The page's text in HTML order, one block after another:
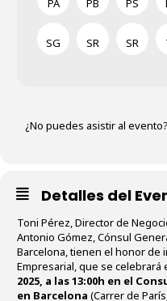
PA PB PS
SG SR SR
¿No puedes asistir al evento?
Detalles del
Toni Pérez, Director de
Antonio Gómez, Cónsul
Barcelona, tienen el honor de
Empresarial, que se celebrará
2025, a las 13:00h en el
en Barcelona (Carrer de